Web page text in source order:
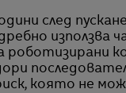
използва
роботизирани
която не